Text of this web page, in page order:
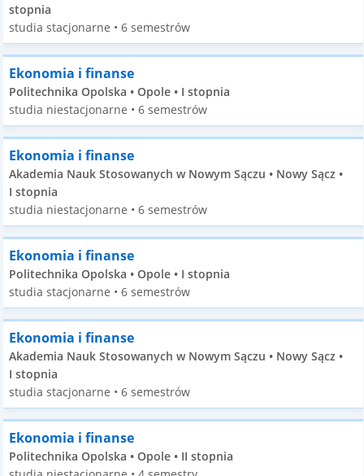
stopnia
studia stacjonarne • 6 semestrów
Ekonomia i finanse
Politechnika Opolska • Opole • I stopnia
studia niestacjonarne • 6 semestrów
Ekonomia i finanse
Akademia Nauk Stosowanych w Nowym Sączu • Nowy Sącz •
I stopnia
studia niestacjonarne • 6 semestrów
Ekonomia i finanse
Politechnika Opolska • Opole • I stopnia
studia stacjonarne • 6 semestrów
Ekonomia i finanse
Akademia Nauk Stosowanych w Nowym Sączu • Nowy Sącz •
I stopnia
studia stacjonarne • 6 semestrów
Ekonomia i finanse
Politechnika Opolska • Opole • II stopnia